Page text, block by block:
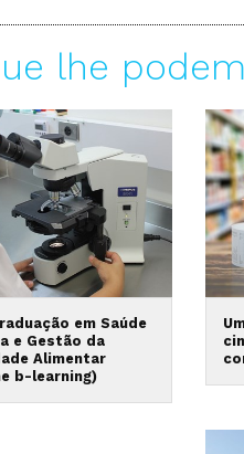
lhe
em Saúde
e Gestão da
Alimentar
b-learning)